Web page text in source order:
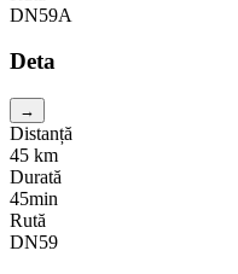
DN59A
Deta
→
Distanță
45 km
Durată
45min
Rută
DN59